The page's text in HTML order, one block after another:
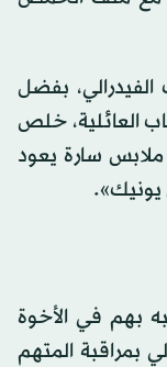
بفضل
العائلية، خلص
سارة يعود
يونيك».
بهم في الأخوة
بمراقبة المتهم